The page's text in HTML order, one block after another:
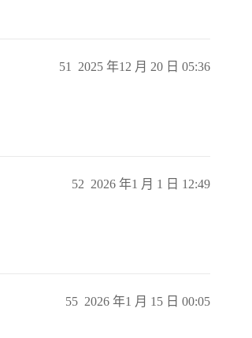
2025 年12 月 20 日 05:36
51
2026 年1 月 1 日 12:49
52
2026 年1 月 15 日 00:05
55